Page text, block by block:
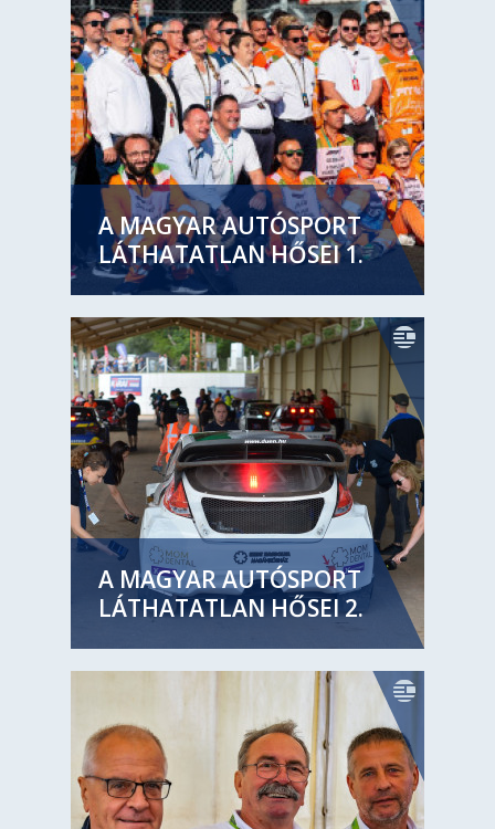
A MAGYAR AUTÓSPORT
LÁTHATATLAN HŐSEI 1.
A MAGYAR AUTÓSPORT
LÁTHATATLAN HŐSEI 2.